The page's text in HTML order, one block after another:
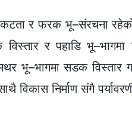
र फरक भू–संरचना
र पहाडि
भू–भागमा सडक विस्तार
विकास निर्माण संगै